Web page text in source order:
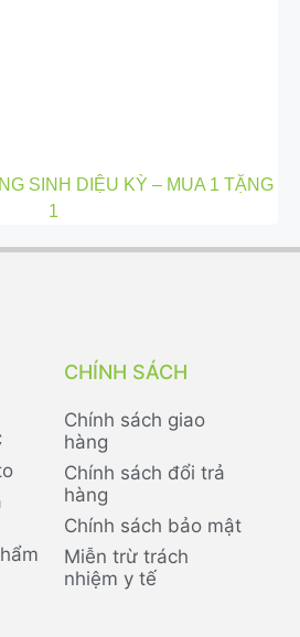
SINH DIỆU KỲ – MUA 1 TẶNG
1
CHÍNH SÁCH
Chính sách giao
hàng
Chính sách đổi trả
hàng
Chính sách bảo mật
Miễn trừ trách
nhiệm y tế